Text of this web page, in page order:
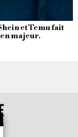
et Temu fait
majeur.